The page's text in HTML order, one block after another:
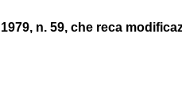
n. 59, che reca